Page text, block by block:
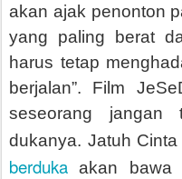
akan ajak penonton
yang paling berat
harus tetap
berjalan”. Film
seseorang jangan
dukanya. Jatuh
berduka akan bawa